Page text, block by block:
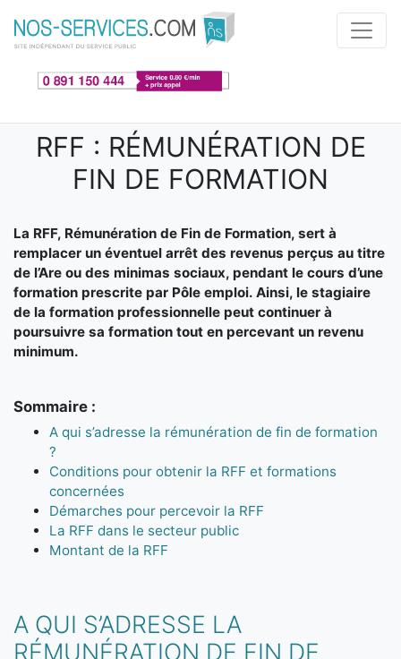
Aller au contenu principal
RFF : RÉMUNÉRATION DE
FIN DE FORMATION
La RFF, Rémunération de Fin de Formation, sert à
remplacer un éventuel arrêt des revenus perçus au titre
de l’Are ou des minimas sociaux, pendant le cours d’une
formation prescrite par Pôle emploi. Ainsi, le stagiaire
de la formation professionnelle peut continuer à
poursuivre sa formation tout en percevant un revenu
minimum.
Sommaire :
A qui s’adresse la rémunération de fin de formation
?
Conditions pour obtenir la RFF et formations
concernées
Démarches pour percevoir la RFF
La RFF dans le secteur public
Montant de la RFF
A QUI S’ADRESSE LA
RÉMUNÉRATION DE FIN DE